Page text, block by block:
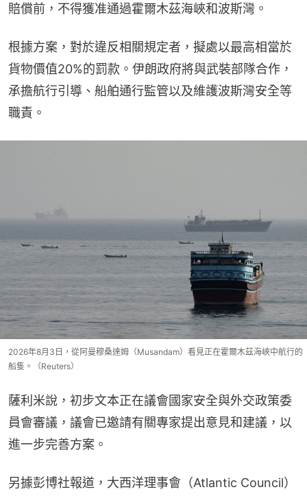
賠償前，不得獲准通過霍爾木茲海峽和波斯灣。
根據方案，對於違反相關規定者，擬處以最高相當於
貨物價值20%的罰款。伊朗政府將與武裝部隊合作，
承擔航行引導、船舶通行監管以及維護波斯灣安全等
職責。
2026年8月3日，從阿曼穆桑達姆（Musandam）看見正在霍爾木茲海峽中航行的
船隻。（Reuters）
薩利米說，初步文本正在議會國家安全與外交政策委
員會審議，議會已邀請有關專家提出意見和建議，以
進一步完善方案。
另據彭博社報道，大西洋理事會（Atlantic Council）